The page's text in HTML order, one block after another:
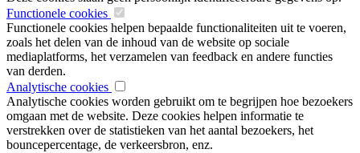
Functionele cookies
Functionele cookies helpen bepaalde functionaliteiten uit te voeren,
zoals het delen van de inhoud van de website op sociale
mediaplatforms, het verzamelen van feedback en andere functies
van derden.
Analytische cookies
Analytische cookies worden gebruikt om te begrijpen hoe bezoekers
omgaan met de website. Deze cookies helpen informatie te
verstrekken over de statistieken van het aantal bezoekers, het
bouncepercentage, de verkeersbron, enz.